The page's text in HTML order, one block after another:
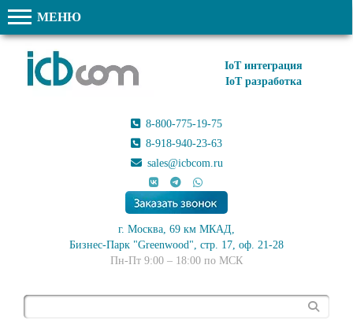
МЕНЮ
IoT интеграция
IoT разработка
8-800-775-19-75
8-918-940-23-63
sales@icbcom.ru
г. Москва, 69 км МКАД,
Бизнес-Парк "Greenwood", стр. 17, оф. 21-28
Пн-Пт 9:00 – 18:00 по МСК